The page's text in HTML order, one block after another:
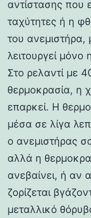
αντίστασης που
ταχύτητες ή η
του
λειτουργεί
Στο ρελαντί με
θερμοκρασία, η
επαρκεί. Η
μέσα σε λίγα
ο ανεμιστήρας
αλλά η
ανεβαίνει, ή αν
ζορίζεται
μεταλλικό